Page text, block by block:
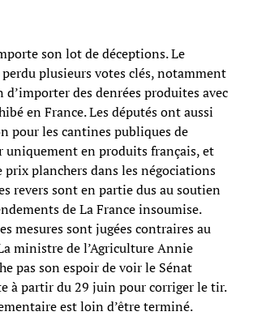
son lot de déceptions. Le
plusieurs votes clés, notamment
des denrées produites avec
en France. Les députés ont aussi
pour les cantines publiques de
uniquement en produits français, et
planchers dans les négociations
revers sont en partie dus au soutien
de La France insoumise.
mesures sont jugées contraires au
ministre de l’Agriculture Annie
pas son espoir de voir le Sénat
à partir du 29 juin pour corriger le tir.
est loin d’être terminé.